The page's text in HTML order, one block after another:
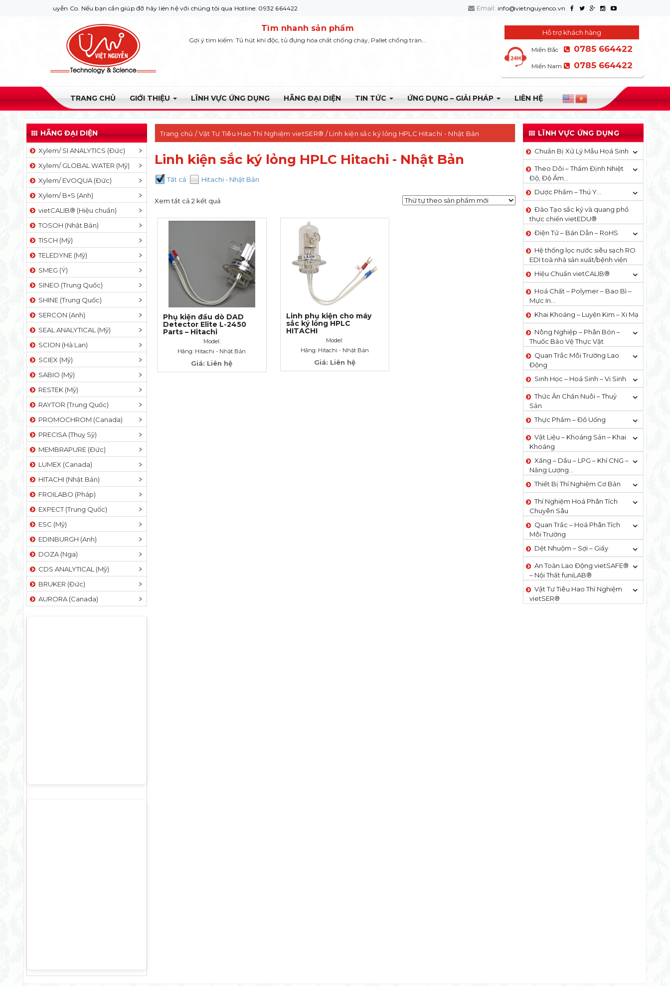
Nguyễn Co. Nếu bạn cần giúp đỡ hãy liên hệ với chúng tôi qua Hotline: 0932 664422 Email: info@vietnguyenco.vn
Tìm nhanh sản phẩm
Gợi ý tìm kiếm: Tủ hút khí độc, tủ đựng hóa chất chống cháy, Pallet chống tràn...
Hỗ trợ khách hàng
Miền Bắc 0785 664422
Miền Nam 0785 664422
TRANG CHỦ GIỚI THIỆU LĨNH VỰC ỨNG DỤNG HÃNG ĐẠI DIỆN TIN TỨC ỨNG DỤNG – GIẢI PHÁP LIÊN HỆ
HÃNG ĐẠI DIỆN
Xylem/ SI ANALYTICS (Đức)
Xylem/ GLOBAL WATER (Mỹ)
Xylem/ EVOQUA (Đức)
Xylem/ B+S (Anh)
vietCALIB® (Hiệu chuẩn)
TOSOH (Nhật Bản)
TISCH (Mỹ)
TELEDYNE (Mỹ)
SMEG (Ý)
SINEO (Trung Quốc)
SHINE (Trung Quốc)
SERCON (Anh)
SEAL ANALYTICAL (Mỹ)
SCION (Hà Lan)
SCIEX (Mỹ)
SABIO (Mỹ)
RESTEK (Mỹ)
RAYTOR (Trung Quốc)
PROMOCHROM (Canada)
PRECISA (Thuỵ Sỹ)
MEMBRAPURE (Đức)
LUMEX (Canada)
HITACHI (Nhật Bản)
FROILABO (Pháp)
EXPECT (Trung Quốc)
ESC (Mỹ)
EDINBURGH (Anh)
DOZA (Nga)
CDS ANALYTICAL (Mỹ)
BRUKER (Đức)
AURORA (Canada)
Trang chủ /Vật Tư Tiêu Hao Thí Nghiệm vietSER® / Linh kiện sắc ký lỏng HPLC Hitachi - Nhật Bản
Linh kiện sắc ký lỏng HPLC Hitachi - Nhật Bản
Tất cả Hitachi - Nhật Bản
Xem tất cả 2 kết quả
Phụ kiện đầu dò DAD
Detector Elite L-2450
Parts – Hitachi
Model:
Hãng: Hitachi - Nhật Bản
Giá: Liên hệ
Linh phụ kiện cho máy
sắc ký lỏng HPLC
HITACHI
Model:
Hãng: Hitachi - Nhật Bản
Giá: Liên hệ
LĨNH VỰC ỨNG DỤNG
Chuẩn Bị Xử Lý Mẫu Hoá Sinh
Theo Dõi – Thẩm Định Nhiệt
Độ, Độ Ẩm…
Dược Phẩm – Thú Y…
Đào Tạo sắc ký và quang phổ
thực chiến vietEDU®
Điện Tử – Bán Dẫn – RoHS
Hệ thống lọc nước siêu sạch RO
EDI​​ toà nhà sản xuất/bệnh viện
Hiệu Chuẩn vietCALIB®
Hoá Chất – Polymer – Bao Bì –
Mực In…
Khai Khoáng – Luyện Kim – Xi Mạ
Nông Nghiệp – Phân Bón –
Thuốc Bảo Vệ Thực Vật
Quan Trắc Môi Trường Lao
Động
Sinh Học – Hoá Sinh – Vi Sinh
Thức Ăn Chăn Nuôi – Thuỷ
Sản
Thực Phẩm – Đồ Uống
Vật Liệu – Khoáng Sản – Khai
Khoáng
Xăng – Dầu – LPG – Khí CNG –
Năng Lượng…
Thiết Bị Thí Nghiệm Cơ Bản
Thí Nghiệm Hoá Phân Tích
Chuyên Sâu
Quan Trắc – Hoá Phân Tích
Môi Trường
Dệt Nhuộm – Sợi – Giấy
An Toàn Lao Động vietSAFE®
– Nội Thất funiLAB®
Vật Tư Tiêu Hao Thí Nghiệm
vietSER®